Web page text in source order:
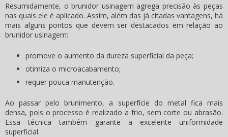
Resumidamente, obrunidor usinagem agrega precisão às peças
nas quais ele é aplicado. Assim, além das já citadas vantagens, há
mais alguns pontos que devem ser destacados em relação ao
brunidor usinagem:
promove o aumento da dureza superficial da peça;
otimiza o microacabamento;
requer pouca manutenção.
Ao passar pelo brunimento, a superfície do metal fica mais
densa, pois o processo é realizado a frio, sem corte ou abrasão.
Essa técnica também garante a excelente uniformidade
superficial.